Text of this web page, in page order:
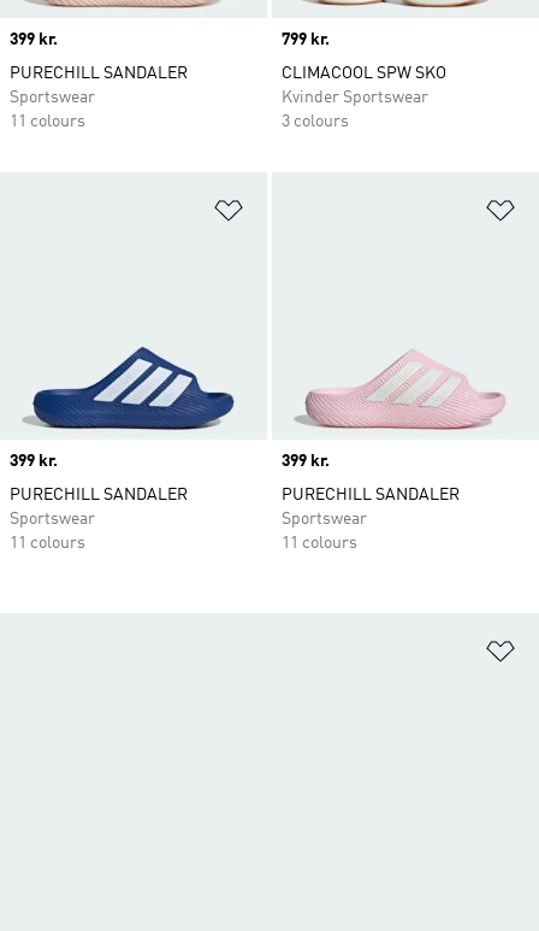
Price
399 kr.
PURECHILL SANDALER
Sportswear
11 colours
Price
799 kr.
CLIMACOOL SPW SKO
Kvinder Sportswear
3 colours
Price
399 kr.
PURECHILL SANDALER
Sportswear
11 colours
Price
399 kr.
PURECHILL SANDALER
Sportswear
11 colours